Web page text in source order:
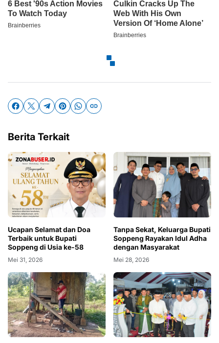
Berita Terkait
Ucapan Selamat dan Doa
Terbaik untuk Bupati
Soppeng di Usia ke-58
Mei 31, 2026
Tanpa Sekat, Keluarga Bupati
Soppeng Rayakan Idul Adha
dengan Masyarakat
Mei 28, 2026